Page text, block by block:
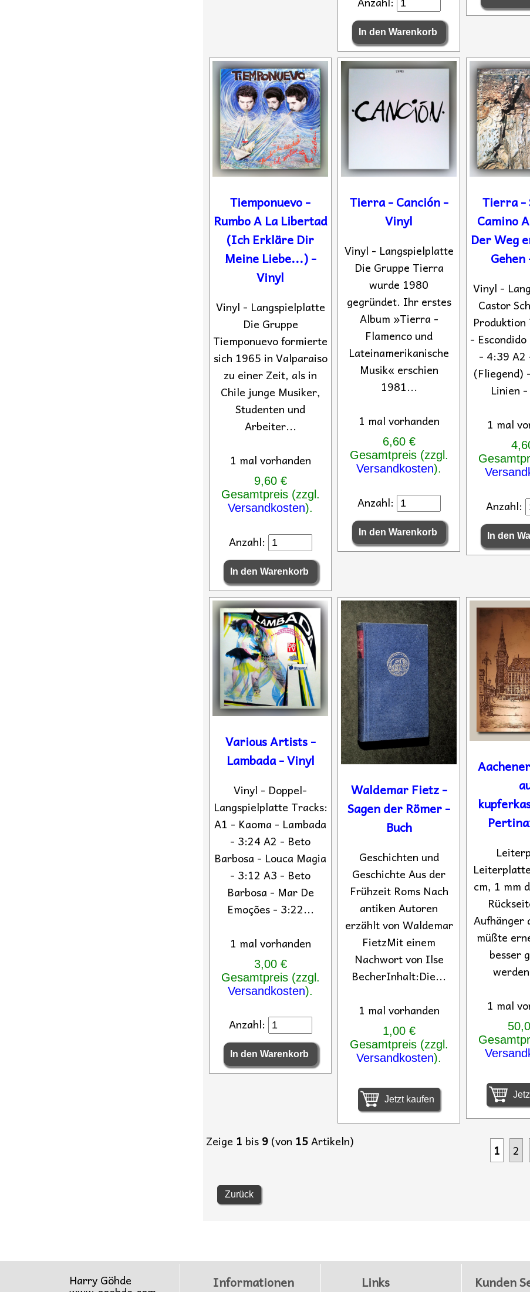
Tiemponuevo -
Rumbo A La Libertad
(Ich Erkläre Dir
Meine Liebe...) -
Vinyl
Vinyl - Langspielplatte
Die Gruppe
Tiemponuevo formierte
sich 1965 in Valparaiso
zu einer Zeit, als in
Chile junge Musiker,
Studenten und
Arbeiter...
1 mal vorhanden
9,60 €
Gesamtpreis (zzgl.
Versandkosten).
Anzahl:
Tierra - Canción -
Vinyl
Vinyl - Langspielplatte
Die Gruppe Tierra
wurde 1980
gegründet. Ihr erstes
Album »Tierra -
Flamenco und
Lateinamerikanische
Musik« erschien
1981...
1 mal vorhanden
6,60 €
Gesamtpreis (zzgl.
Versandkosten).
Anzahl:
Tierra -
Camino
Der Weg
Vinyl -
Castor
Produktion
-
- 4:39 A2
(Fliegend)
Linien
1 mal
Anzahl:
Various Artists -
Lambada - Vinyl
Vinyl - Doppel-
Langspielplatte Tracks:
A1 - Kaoma - Lambada
- 3:24 A2 - Beto
Barbosa - Louca Magia
- 3:12 A3 - Beto
Barbosa - Mar De
Emoções - 3:22...
1 mal vorhanden
3,00 €
Gesamtpreis (zzgl.
Versandkosten).
Anzahl:
Waldemar Fietz -
Sagen der Römer -
Buch
Geschichten und
Geschichte Aus der
Frühzeit Roms Nach
antiken Autoren
erzählt von Waldemar
FietzMit einem
Nachwort von Ilse
BecherInhalt:Die...
1 mal vorhanden
1,00 €
Gesamtpreis (zzgl.
Versandkosten).
Jetzt kaufen
cm, 1 mm
Aufhänger
müßte
besser
1 mal
Zeige 1 bis 9 (von 15Artikeln)
1 2
Zurück
Harry Göhde Informationen Links Kunden